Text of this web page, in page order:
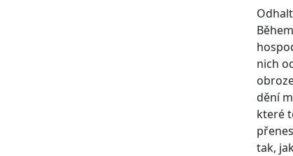
nich
dění
které
tak,